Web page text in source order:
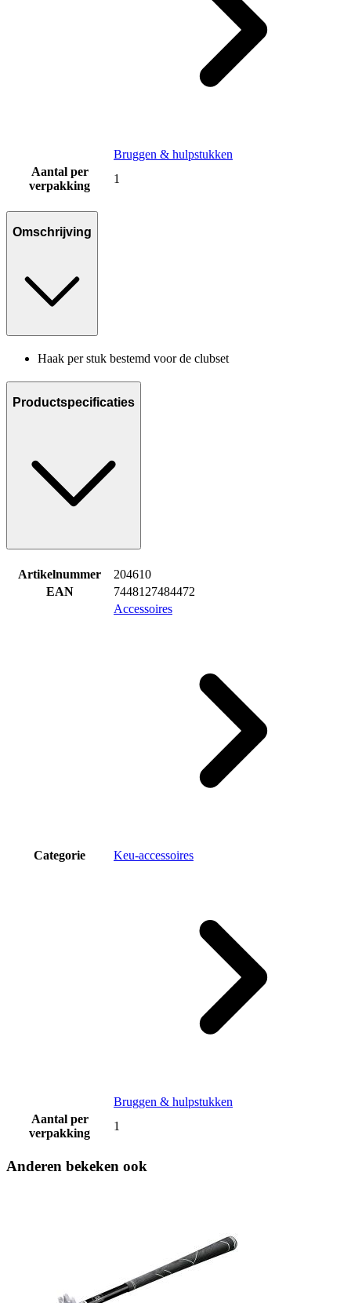
Bruggen & hulpstukken
Aantal per
verpakking
1
Omschrijving
Haak per stuk bestemd voor de clubset
Productspecificaties
Artikelnummer
204610
EAN
7448127484472
Categorie
Accessoires
Keu-accessoires
Bruggen & hulpstukken
Aantal per
verpakking
1
Anderen bekeken ook